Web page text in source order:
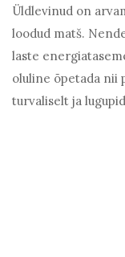
Üldlevinud on
loodud matš.
laste
oluline õpetada nii
turvaliselt ja